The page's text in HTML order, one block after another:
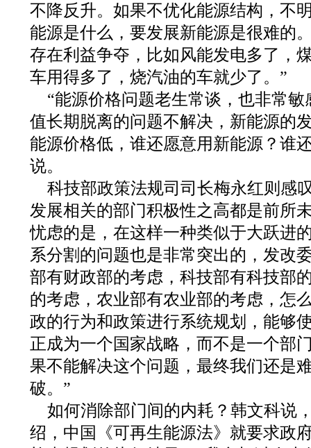
不降反升。如果不优化能源结构，不
能源是什么，要发展新能源是很难的
存在利益争夺，比如风能发电多了，
车用得多了，烧汽油的车就少了。”
“能源价格问题老生常谈，也非常
值长期脱离的问题不解决，新能源的
能源价格低，谁还愿意用新能源？谁
说。
科技部政策法规司司长梅永红则感
发展相关的部门积极性之高都是前所
忧虑的是，在这样一种类似于大跃进
系分割的问题也是非常突出的，发改
部有财政部的考虑，科技部有科技部
的考虑，农业部有农业部的考虑，怎
政的行为和政策进行系统规划，能够
正成为一个国家战略，而不是一个部
果不能解决这个问题，最终我们还是
破。”
如何消除部门间的内耗？韩文科说
绍，中国《可再生能源法》就要求政